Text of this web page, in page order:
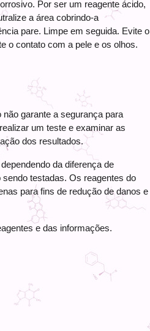
Por ser um reagente ácido,
a área cobrindo-a
pare. Limpe em seguida. Evite o
o contato com a pele e os olhos.
garante a segurança para
um teste e examinar as
dos resultados.
da diferença de
testadas. Os reagentes do
para fins de redução de danos e
e das informações.